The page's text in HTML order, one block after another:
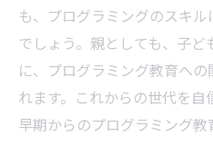
も、プログラミングのスキ
でしょう。親としても、子
に、プログラミング教育へ
れます。これからの世代を自
早期からのプログラミング教